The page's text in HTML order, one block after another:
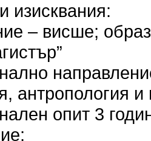
изисквания:
– висше;
антропология и
опит 3